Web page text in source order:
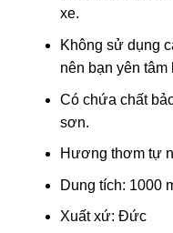
xe.
Không sử dụng
nên bạn yên tâm
Có chứa chất
sơn.
Hương thơm tự
Dung tích: 1000
Xuất xứ: Đức